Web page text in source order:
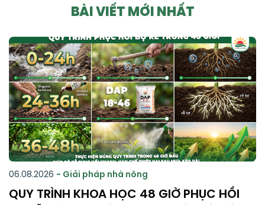
BÀI VIẾT MỚI NHẤT
06.08.2026 - Giải pháp nhà nông
QUY TRÌNH KHOA HỌC 48 GIỜ PHỤC HỒI